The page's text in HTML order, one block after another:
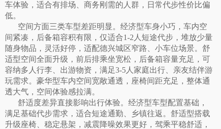
车体验，适合有排场、商务刚需的人群，日常代步性价比偏
低。
空间方面三类车型差距明显。经济型车身小巧，车内空
间紧凑，后备箱容积有限，仅适合1-2人短途代步，堆放少量
随身物品，灵活好停，适配德兴城区窄路、小车位场景。舒
适型空间全面升级，前后排乘坐宽松，后备箱容量充足，可
容纳多人行李、出游物资，满足3-5人家庭出行、亲友结伴游
玩需求。豪华型车内空间宽敞通透，座椅间距充足，整体通
透大气，空间体验感拉满。
舒适度差异直接影响出行体验。经济型车型配置基础，
满足基础代步需求，适合短途通勤、乡镇往返。舒适型搭载
升级座椅、稳定悬架，减震降噪效果更好，驾乘平稳舒适，